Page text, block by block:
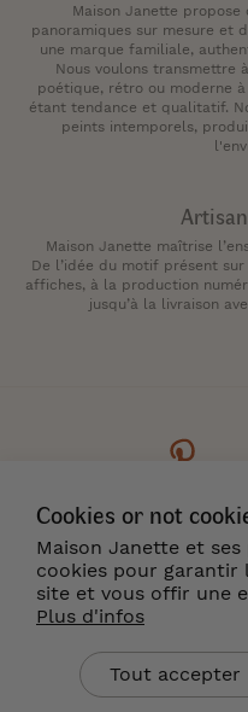
Maison Janette
panoramiques sur mesure et
une marque familiale,
Nous voulons transmettre
poétique, rétro ou moderne
étant tendance et qualitatif.
peints intemporels,
Maison Janette maîtrise
De l’idée du motif présent
affiches, à la production
jusqu’à la livraison
Contact
Mentions légales
Où
Cookies or not
Maison Janette et
cookies pour
site et vous offir une
Plus d'infos
Tout accepter